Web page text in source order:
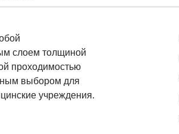
слоем толщиной
проходимостью
выбором для
учреждения.